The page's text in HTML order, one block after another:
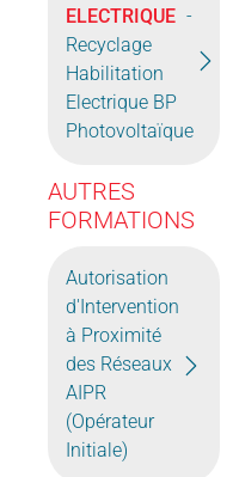
ELECTRIQUE -
Recyclage
Habilitation
Electrique BP
Photovoltaïque
AUTRES
FORMATIONS
Autorisation
d'Intervention
à Proximité
des Réseaux
AIPR
(Opérateur
Initiale)